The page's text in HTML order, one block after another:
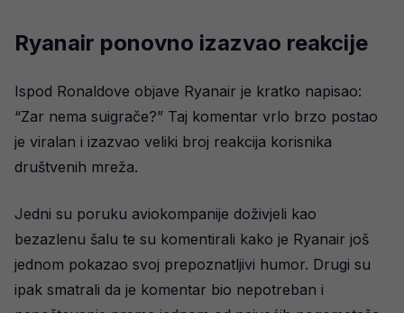
Ryanair ponovno izazvao reakcije
Ispod Ronaldove objave Ryanair je kratko napisao:
“Zar nema suigrače?” Taj komentar vrlo brzo postao
je viralan i izazvao veliki broj reakcija korisnika
društvenih mreža.
Jedni su poruku aviokompanije doživjeli kao
bezazlenu šalu te su komentirali kako je Ryanair još
jednom pokazao svoj prepoznatljivi humor. Drugi su
ipak smatrali da je komentar bio nepotreban i